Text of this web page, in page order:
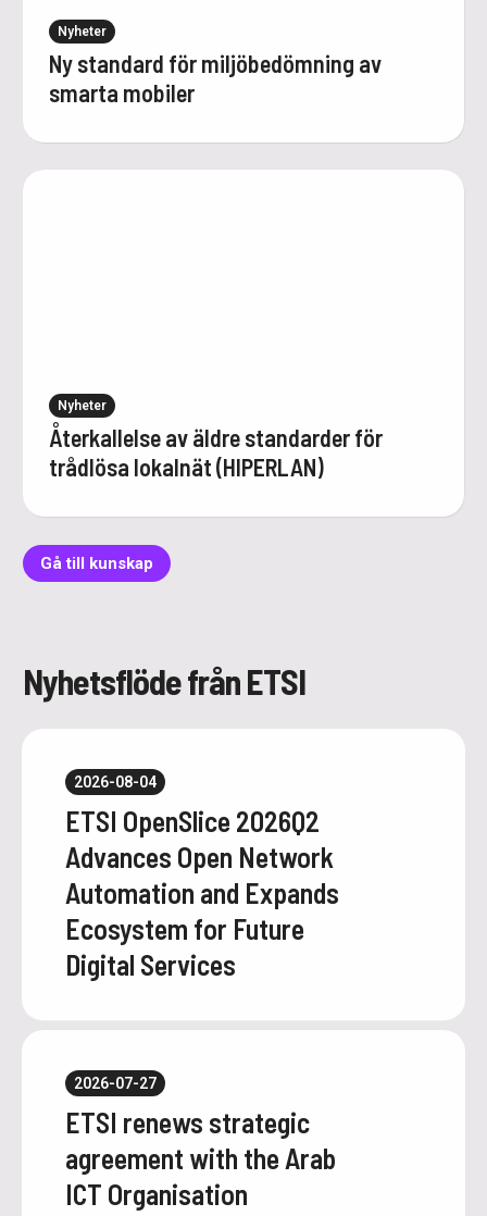
Nyheter
Ny standard för miljöbedömning av
smarta mobiler
Nyheter
Återkallelse av äldre standarder för
trådlösa lokalnät (HIPERLAN)
Gå till kunskap
Nyhetsflöde från ETSI
ETSI OpenSlice 2026Q2
Advances Open Network
Automation and Expands
Ecosystem for Future
Digital Services
2026-08-04
ETSI renews strategic
agreement with the Arab
ICT Organisation
2026-07-27